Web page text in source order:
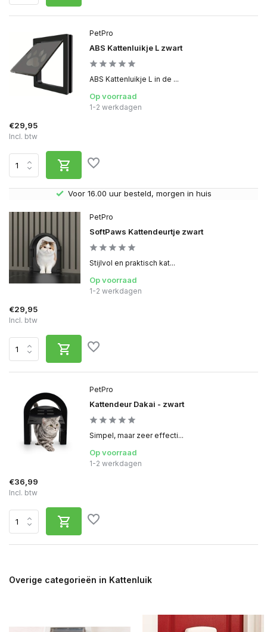
PetPro
Kattendeur Dakai - zwart
Simpel, maar zeer effecti...
Op voorraad
1-2 werkdagen
€36,99
Incl. btw
PetPro
SoftPaws Kattendeurtje zwart
Stijlvol en praktisch kat...
Op voorraad
1-2 werkdagen
€29,95
Incl. btw
Gratis verzending v.a. € 40,- (Alleen Nederland)
PetPro
ABS Kattenluikje L zwart
ABS Kattenluikje L in de ...
Op voorraad
1-2 werkdagen
€29,95
Incl. btw
Overige categorieën in Kattenluik